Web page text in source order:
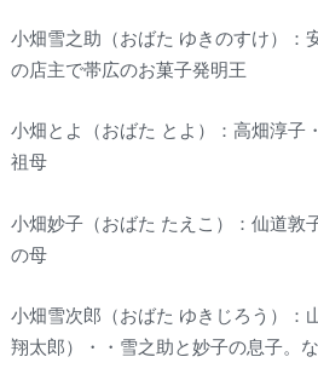
小畑雪之助（おばた ゆきのすけ）：
の店主で帯広のお菓子発明王
小畑とよ（おばた とよ）：高畑淳子
祖母
小畑妙子（おばた たえこ）：仙道敦
の母
小畑雪次郎（おばた ゆきじろう）：
翔太郎）・・雪之助と妙子の息子。